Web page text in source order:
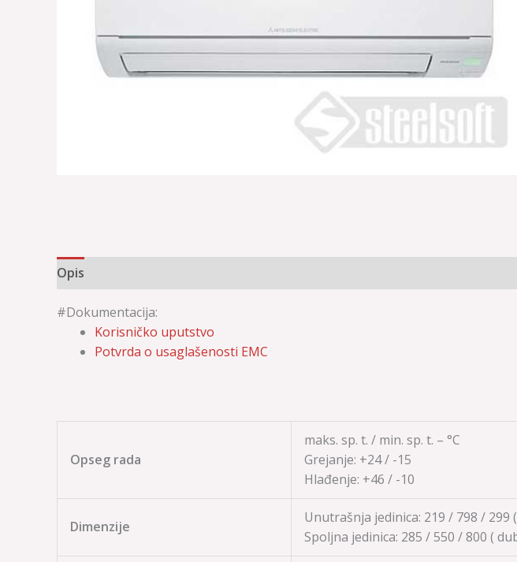
Opis
#Dokumentacija:
Korisničko uputstvo
Potvrda o usaglašenosti EMC
Opseg rada
maks. sp. t. / min. sp. t. – °C
Grejanje: +24 / -15
Hlađenje: +46 / -10
Dimenzije
Unutrašnja jedinica: 219 / 798 /
Spoljna jedinica: 285 / 550 / 800 (